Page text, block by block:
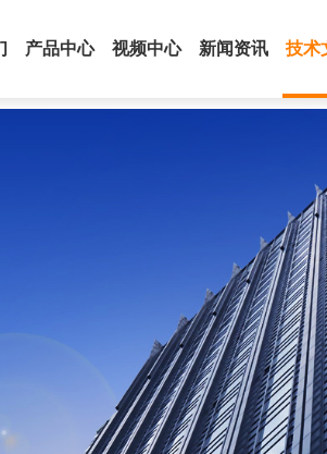
产品中心 视频中心 新闻资讯 技术